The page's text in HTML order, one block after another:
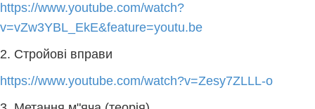
https://www.youtube.com/watch?
v=vZw3YBL_EkE&feature=youtu.be
2. Стройові вправи
https://www.youtube.com/watch?v=Zesy7ZLLL-o